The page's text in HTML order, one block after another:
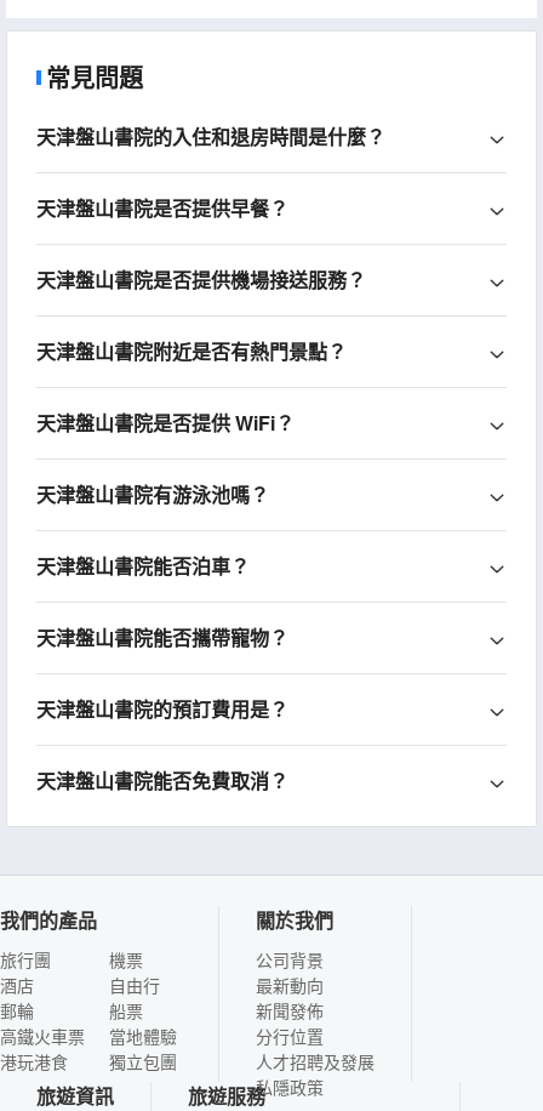
常見問題
天津盤山書院的入住和退房時間是什麼？
天津盤山書院是否提供早餐？
天津盤山書院是否提供機場接送服務？
天津盤山書院附近是否有熱門景點？
天津盤山書院是否提供 WiFi？
天津盤山書院有游泳池嗎？
天津盤山書院能否泊車？
天津盤山書院能否攜帶寵物？
天津盤山書院的預訂費用是？
天津盤山書院能否免費取消？
我們的產品
旅行團
酒店
郵輪
高鐵火車票
港玩港食
機票
自由行
船票
當地體驗
獨立包團
關於我們
公司背景
最新動向
新聞發佈
分行位置
人才招聘及發展
私隱政策
旅遊資訊 旅遊服務